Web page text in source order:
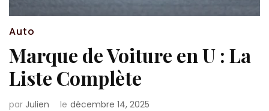
Auto
Marque de Voiture en U : La
Liste Complète
par Julien le décembre 14, 2025